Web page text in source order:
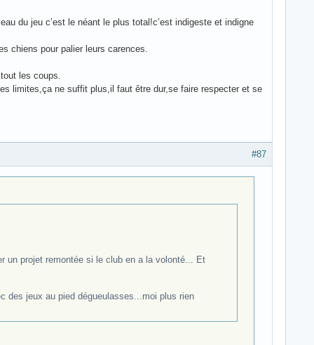
du jeu c’est le néant le plus total!c’est indigeste et indigne
chiens pour palier leurs carences.
les coups.
limites,ça ne suffit plus,il faut être dur,se faire respecter et se
#87
un projet remontée si le club en a la volonté... Et
des jeux au pied dégueulasses...moi plus rien